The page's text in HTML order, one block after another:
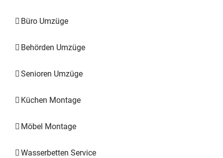
Büro Umzüge
Behörden Umzüge
Senioren Umzüge
Küchen Montage
Möbel Montage
Wasserbetten Service